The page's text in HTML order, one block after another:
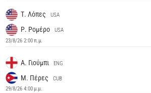
Τ. Λόπες USA
Ρ. Ρομέρο
USA
23/8/26 2:00 π.μ.
Α. Γιούμπι ENG
Μ. Πέρες
CUB
29/8/26 4:00 μ.μ.